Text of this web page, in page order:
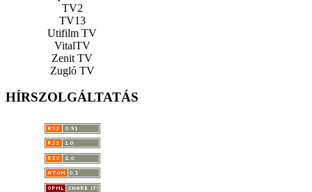
TV2
TV13
Utifilm TV
VitalTV
Zenit TV
Zugló TV
HÍRSZOLGÁLTATÁS